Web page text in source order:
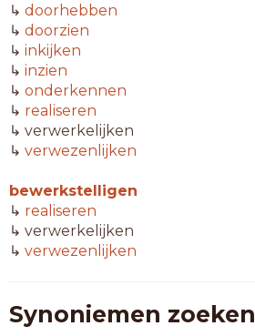
↳ doorhebben
↳ doorzien
↳ inkijken
↳ inzien
↳ onderkennen
↳ realiseren
↳ verwerkelijken
↳ verwezenlijken
bewerkstelligen
↳ realiseren
↳ verwerkelijken
↳ verwezenlijken
Synoniemen zoeken